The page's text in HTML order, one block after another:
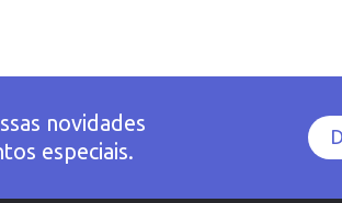
novidades
especiais.